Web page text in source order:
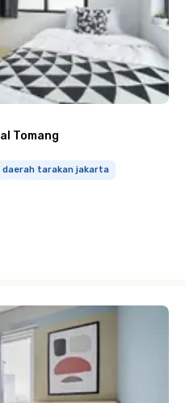
Tomang
daerah tarakan jakarta